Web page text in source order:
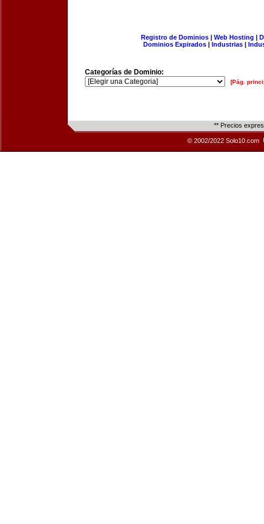
Registro de Dominios| Web Hosting |
Dominios Expirados | Industrias |
Categorías de Dominio:
[Pág.
** Precios
© 2002/2022 Solo10.com